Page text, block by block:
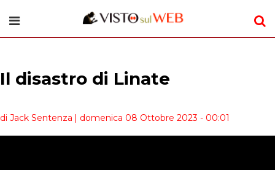
Il disastro di Linate
di Jack Sentenza | domenica 08 Ottobre 2023 - 00:01